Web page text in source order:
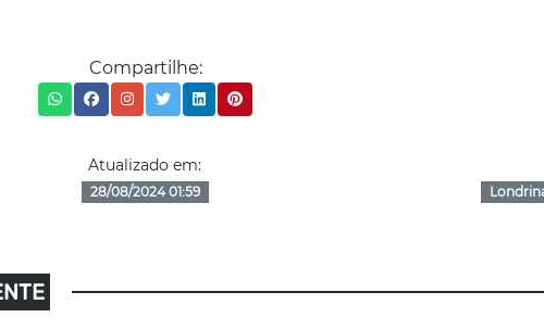
Compartilhe:
Atualizado em:
28/08/2024 01:59